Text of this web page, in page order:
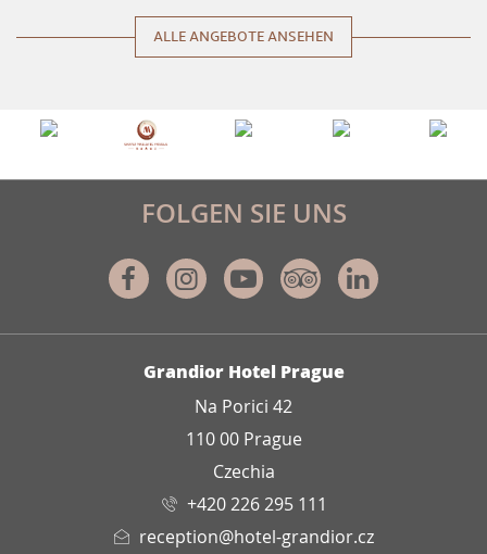
ALLE ANGEBOTE ANSEHEN
Grandior Hotel Prague
Na Porici 42
110 00 Prague
Czechia
+420 226 295 111
reception@hotel-grandior.cz
FOLGEN SIE UNS
FacebookInstagram
YoutubeTripadvisor
Linkedin